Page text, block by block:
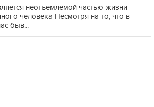
неотъемлемой частью жизни
человека Несмотря на то, что в
быв...